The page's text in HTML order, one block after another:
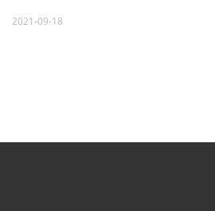
2021-09-18